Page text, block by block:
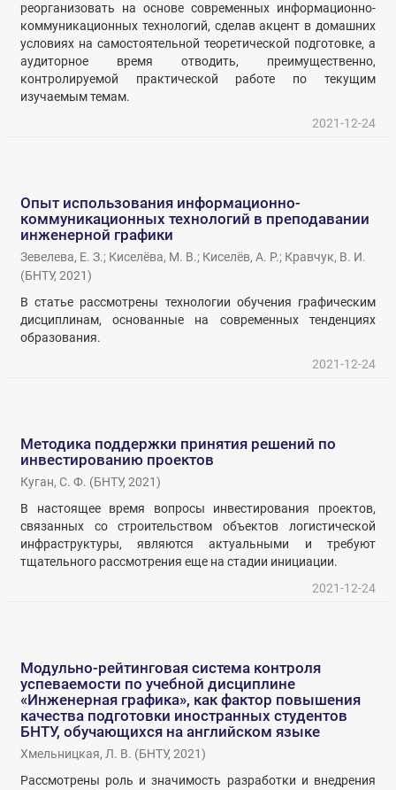
реорганизовать на основе современных информационно-
коммуникационных технологий, сделав акцент в домашних
условиях на самостоятельной теоретической подготовке, а
аудиторное время отводить, преимущественно,
контролируемой практической работе по текущим
изучаемым темам.
2021-12-24
Опыт использования информационно-
коммуникационных технологий в преподавании
инженерной графики
Зевелева, Е. З.; Киселёва, М. В.; Киселёв, А. Р.; Кравчук, В. И.
(БНТУ,2021)
В статье рассмотрены технологии обучения графическим
дисциплинам, основанные на современных тенденциях
образования.
2021-12-24
Методика поддержки принятия решений по
инвестированию проектов
Куган, С. Ф. (БНТУ,2021)
В настоящее время вопросы инвестирования проектов,
связанных со строительством объектов логистической
инфраструктуры, являются актуальными и требуют
тщательного рассмотрения еще на стадии инициации.
2021-12-24
Модульно-рейтинговая система контроля
успеваемости по учебной дисциплине
«Инженерная графика», как фактор повышения
качества подготовки иностранных студентов
БНТУ, обучающихся на английском языке
Хмельницкая, Л. В. (БНТУ,2021)
Рассмотрены роль и значимость разработки и внедрения